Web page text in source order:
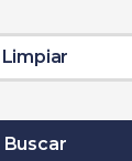
Limpiar
Buscar